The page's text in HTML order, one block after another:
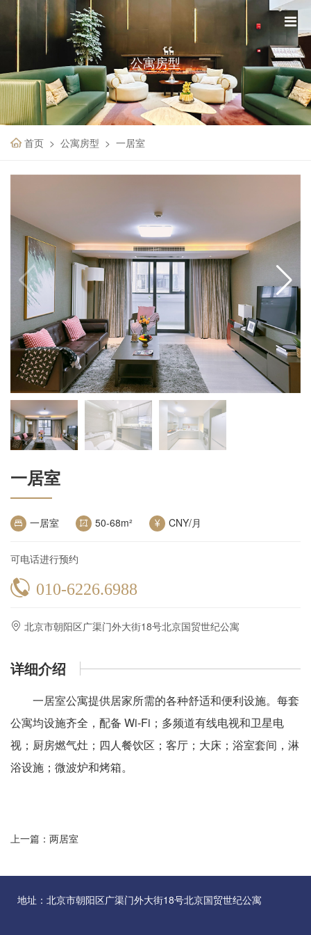
公寓房型
首页 公寓房型 一居室
一居室
一居室 50-68m² CNY/月
可电话进行预约
010-6226.6988
北京市朝阳区广渠门外大街18号北京国贸世纪公寓
详细介绍
一居室公寓提供居家所需的各种舒适和便利设施。每套
公寓均设施齐全，配备 Wi-Fi；多频道有线电视和卫星电
视；厨房燃气灶；四人餐饮区；客厅；大床；浴室套间，淋
浴设施；微波炉和烤箱。
上一篇： 两居室
地址：北京市朝阳区广渠门外大街18号北京国贸世纪公寓